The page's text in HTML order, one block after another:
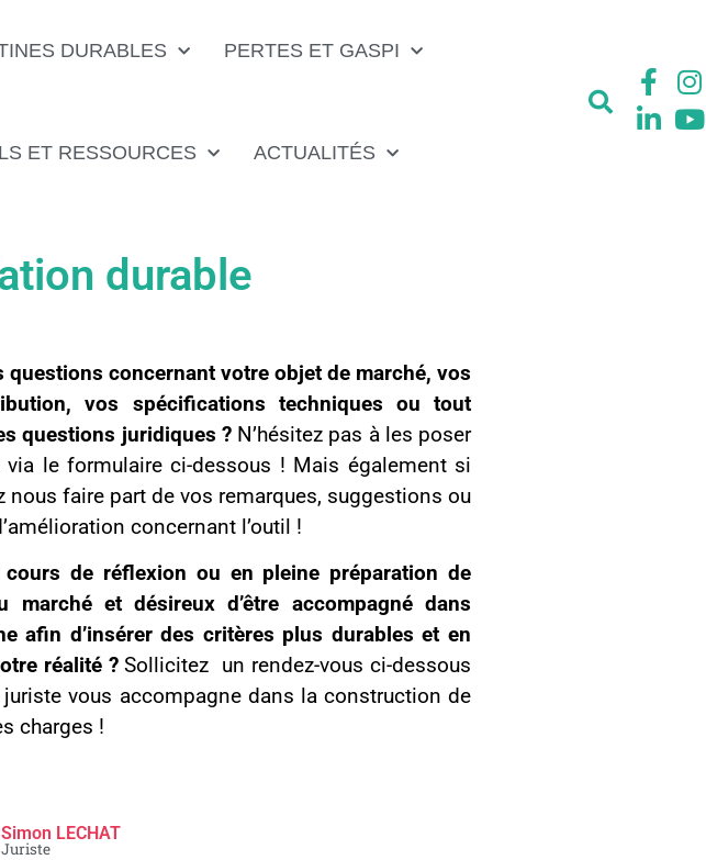
DURABLES PERTES ET GASPI
ET RESSOURCES ACTUALITÉS
durable
questions concernant votre objet de marché, vos
vos spécifications techniques ou tout
questions juridiques ?N’hésitez pas à les poser
via le formulaire ci-dessous ! Mais également si
nous faire part de vos remarques, suggestions ou
concernant l’outil !
de réflexion ou en pleine préparation de
marché et désireux d’être accompagné dans
afin d’insérer des critères plus durables et en
réalité ?Sollicitez un rendez-vous ci-dessous
vous accompagne dans la construction de
charges !
Simon LECHAT
Juriste